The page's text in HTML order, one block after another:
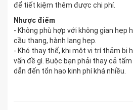
để tiết kiệm thêm được chi phí.
Nhược điểm
- Không phù hợp với không gian hẹp
cầu thang, hành lang hẹp.
- Khó thay thế, khi một vị trí thảm bị
vấn đề gì. Buộc bạn phải thay cả
dẫn đến tổn hao kinh phí khá nhiều.